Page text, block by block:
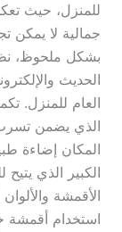
للمنزل، حيث
جمالية لا يمكن
بشكل ملحوظ،
الحديث
العام للمنزل.
الذي يضمن
المكان إضاءة
الكبير الذي
الأقمشة
استخدام أقمشة